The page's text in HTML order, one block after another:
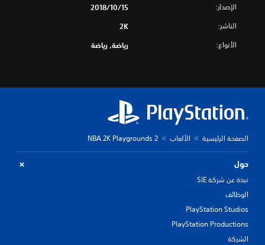
الإصدار: 15‏/10‏/2018
الناشر: 2K
الأنواع: رياضة, رياضة
الصفحة الرئيسية الألعاب NBA 2K Playgrounds 2
حول
نبذة عن شركة SIE
الوظائف
PlayStation Studios
PlayStation Productions
الشركة